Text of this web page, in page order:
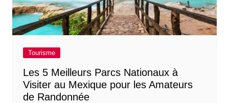
Tourisme
Les 5 Meilleurs Parcs Nationaux à
Visiter au Mexique pour les Amateurs
de Randonnée